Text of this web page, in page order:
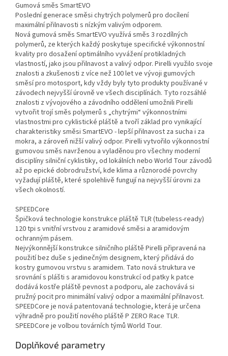
Gumová směs SmartEVO
Poslední generace směsi chytrých polymerů pro docílení
maximální přilnavosti s nízkým valivým odporem.
Nová gumová směs SmartEVO využívá směs 3 rozdílných
polymerů, ze kterých každý poskytuje specifické výkonnostní
kvality pro dosažení optimálního vyvážení protikladných
vlastností, jako jsou přilnavost a valivý odpor. Pirelli využilo svoje
znalosti a zkušenosti z více než 100 let ve vývoji gumových
směsí pro motosport, kdy vždy byly tyto produkty používané v
závodech nejvyšší úrovně ve všech disciplínách. Tyto rozsáhlé
znalosti z vývojového a závodního oddělení umožnili Pirelli
vytvořit trojí směs polymerů s „chytrými“ výkonnostními
vlastnostmi pro cyklistické pláště a tvoří základ pro vynikající
charakteristiky směsi SmartEVO - lepší přilnavost za sucha i za
mokra, a zároveň nižší valivý odpor. Pirelli vytvořilo výkonnostní
gumovou směs navrženou a vyladěnou pro všechny moderní
disciplíny silniční cyklistiky, od lokálních nebo World Tour závodů
až po epické dobrodružství, kde klima a různorodé povrchy
vyžadují pláště, které spolehlivě fungují na nejvyšší úrovni za
všech okolností.
SPEEDCore
Špičková technologie konstrukce pláště TLR (tubeless-ready)
120 tpi s vnitřní vrstvou z aramidové směsi a aramidovým
ochranným pásem.
Nejvýkonnější konstrukce silničního pláště Pirelli připravená na
použití bez duše s jedinečným designem, který přidává do
kostry gumovou vrstvu s aramidem. Tato nová struktura ve
srovnání s plášti s aramidovou konstrukcí od patky k patce
dodává kostře pláště pevnost a podporu, ale zachovává si
pružný pocit pro minimální valivý odpor a maximální přilnavost.
SPEEDCore je nová patentovaná technologie, která je určena
výhradně pro použití nového pláště P ZERO Race TLR.
SPEEDCore je volbou továrních týmů World Tour.
Doplňkové parametry